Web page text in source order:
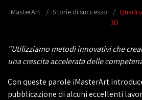
iMasterArt Storie di successo
3D
"Utilizziamo metodi innovativi che
una crescita accelerata delle
Con queste parole iMasterArt
pubblicazione di alcuni eccellenti